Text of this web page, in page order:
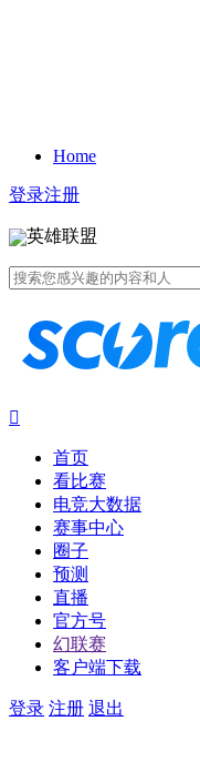
Home
登录注册
英雄联盟

首页
看比赛
电竞大数据
赛事中心
圈子
预测
直播
官方号
幻联赛
客户端下载
登录 注册 退出